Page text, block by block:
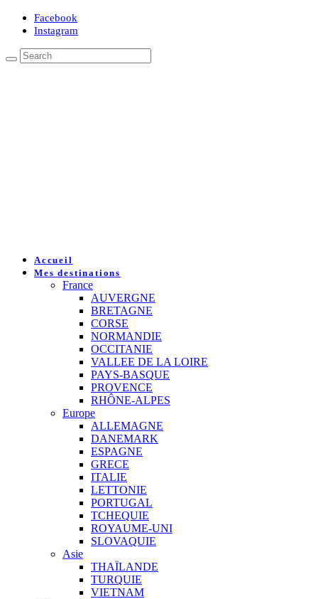
Facebook
Instagram
Accueil
Mes destinations
France
AUVERGNE
BRETAGNE
CORSE
NORMANDIE
OCCITANIE
VALLEE DE LA LOIRE
PAYS-BASQUE
PROVENCE
RHÔNE-ALPES
Europe
ALLEMAGNE
DANEMARK
ESPAGNE
GRECE
ITALIE
LETTONIE
PORTUGAL
TCHEQUIE
ROYAUME-UNI
SLOVAQUIE
Asie
THAÏLANDE
TURQUIE
VIETNAM